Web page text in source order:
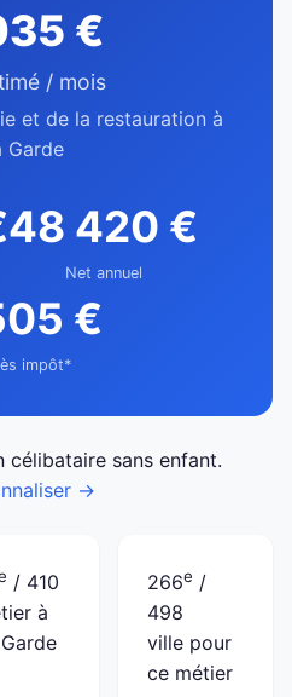
€
/ mois
et de la restauration à
Garde
48 420 €
Net annuel
€
impôt*
célibataire sans enfant.
→
/ 410
à
266e /
498
ville pour
ce métier